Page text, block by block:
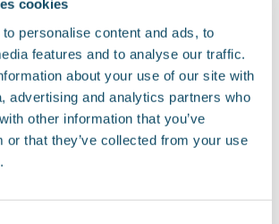
cookies
personalise content and ads, to
features and to analyse our traffic.
about your use of our site with
advertising and analytics partners who
other information that you’ve
or that they’ve collected from your use
ein Sightseeing-
oder mehrtägigen
bieten Sie an?
River Sightseeing-